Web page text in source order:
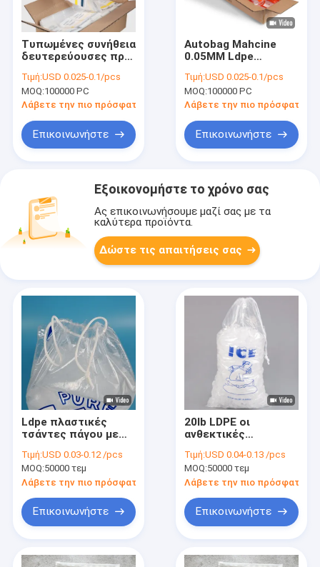
Τυπωμένες συνήθεια
δευτερεύουσες προ-
τσάντες Fanfoled με
Ziplock
Τιμή:USD 0.025-0.1/pcs
MOQ:100000 PC
Λάβετε την πιο πρόσφατη τιμή
Επικοινωνήστε
Autobag Mahcine
0.05MM Ldpe
Τιμή:USD 0.025-0.1/pcs
MOQ:100000 PC
Λάβετε την πιο πρόσφατη
Επικοινωνήστε
Εξοικονομήστε το χρόνο σας
Ας επικοινωνήσουμε μαζί σας με τα
καλύτερα προϊόντα.
Δώστε τις απαιτήσεις σας
Ldpe πλαστικές
τσάντες πάγου με
κύβων πάγου 1 κλ
ικανότητας βάρους
Τιμή:USD 0.03-0.12 /pcs
MOQ:50000 τεμ
Λάβετε την πιο πρόσφατη τιμή
Επικοινωνήστε
20lb LDPE οι
ανθεκτικές
φραγμών πάγου
συγκολλούν με
θερμότητα με την
περάτωση
Drawstring
Τιμή:USD 0.04-0.13 /pcs
MOQ:50000 τεμ
Λάβετε την πιο πρόσφατη
Επικοινωνήστε